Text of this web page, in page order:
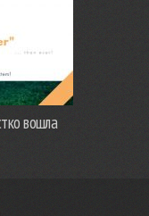
вошла